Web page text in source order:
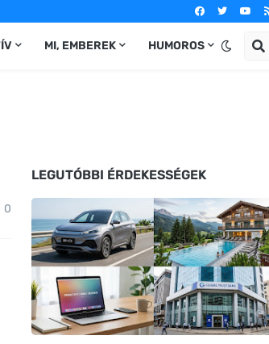
MI, EMBEREK HUMOROS
0
LEGUTÓBBI ÉRDEKESSÉGEK